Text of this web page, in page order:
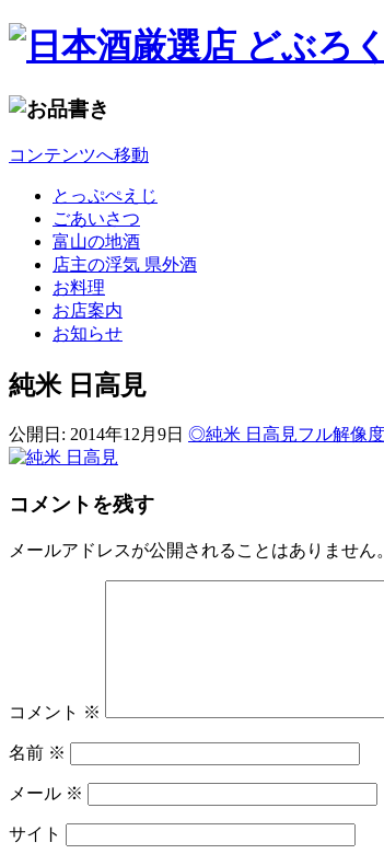
コンテンツへ移動
とっぷぺえじ
ごあいさつ
富山の地酒
店主の浮気 県外酒
お料理
お店案内
お知らせ
純米 日高見
公開日: 2014年12月9日 ◎純米 日高見フル解像
コメントを残す
メールアドレスが公開されることはありません。
コメント ※
名前 ※
メール ※
サイト